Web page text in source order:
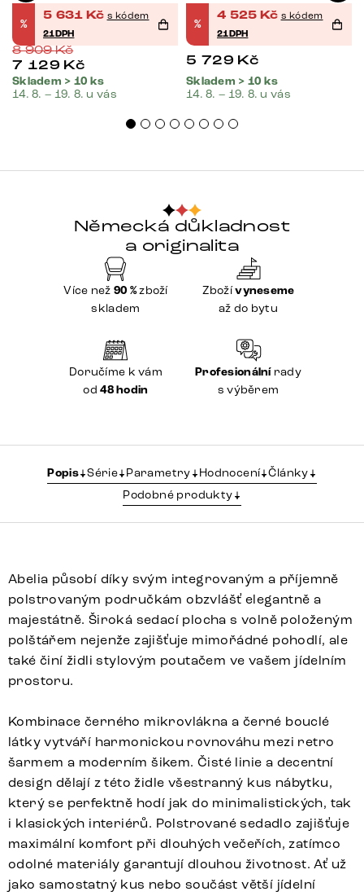
%
5 631 Kč s kódem
21DPH
8 909Kč
7 129 Kč
Skladem > 10 ks
14. 8. – 19. 8. u vás
%
4 525 Kč s kódem
21DPH
5 729 Kč
Skladem > 10 ks
14. 8. – 19. 8. u vás
Německá důkladnost
a originalita
Více než 90 %zboží
skladem
Zbožívyneseme
až do bytu
Doručíme k vám
od48 hodin
Profesionálnírady
s výběrem
Popis Série Parametry Hodnocení Články
Podobné produkty
Abelia působí díky svým integrovaným a příjemně
polstrovaným područkám obzvlášť elegantně a
majestátně. Široká sedací plocha s volně položeným
polštářem nejenže zajišťuje mimořádné pohodlí, ale
také činí židli stylovým poutačem ve vašem jídelním
prostoru.
Kombinace černého mikrovlákna a černé bouclé
látky vytváří harmonickou rovnováhu mezi retro
šarmem a moderním šikem. Čisté linie a decentní
design dělají z této židle všestranný kus nábytku,
který se perfektně hodí jak do minimalistických, tak
i klasických interiérů. Polstrované sedadlo zajišťuje
maximální komfort při dlouhých večeřích, zatímco
odolné materiály garantují dlouhou životnost. Ať už
jako samostatný kus nebo součást větší jídelní